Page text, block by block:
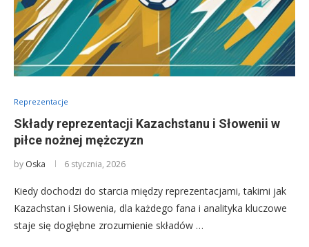
Reprezentacje
Składy reprezentacji Kazachstanu i Słowenii w
piłce nożnej mężczyzn
by Oska 6 stycznia, 2026
Kiedy dochodzi do starcia między reprezentacjami, takimi jak
Kazachstan i Słowenia, dla każdego fana i analityka kluczowe
staje się dogłębne zrozumienie składów …